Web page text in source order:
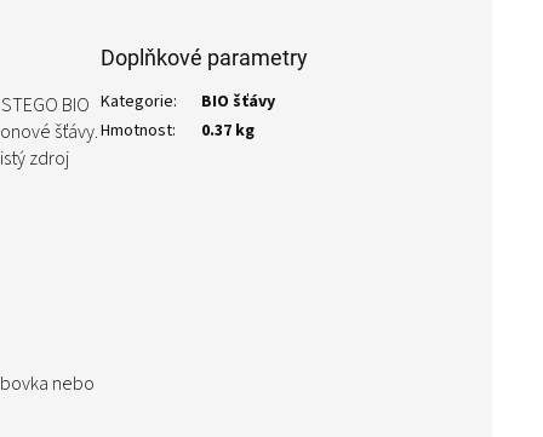
BIO
šťávy.
zdroj
nebo
Doplňkové parametry
Kategorie:
BIO šťávy
Hmotnost: 0.37 kg